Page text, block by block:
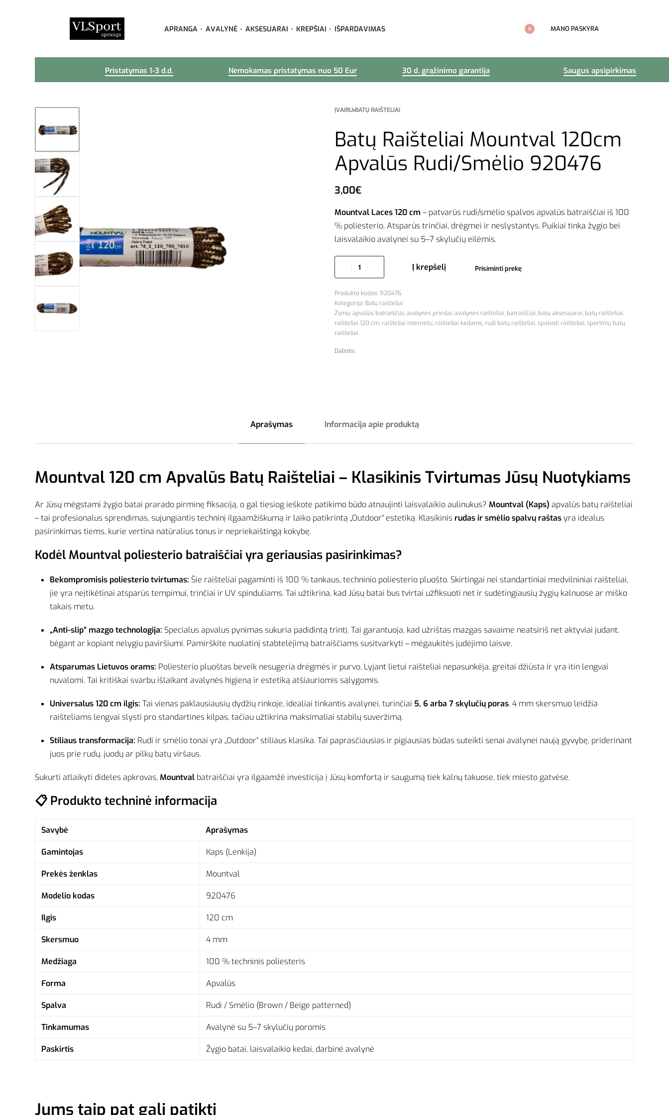
APRANGA AVALYNĖ AKSESUARAI KREPŠIAI IŠPARDAVIMAS 0 MANO PASKYRA
Pristatymas 1-3 d.d. Nemokamas pristatymas nuo 50 Eur 30 d. grąžinimo garantija Saugus apsipirkimas
ĮVAIRU›BATŲ RAIŠTELIAI
Batų Raišteliai Mountval 120cm
Apvalūs Rudi/Smėlio 920476
3,00€
Mountval Laces 120 cm – patvarūs rudi/smėlio spalvos apvalūs batraiščiai iš 100
% poliesterio. Atsparūs trinčiai, drėgmei ir neslystantys. Puikiai tinka žygio bei
laisvalaikio avalynei su 5–7 skylučių eilėmis.
Į krepšelį Prisiminti prekę
920476
Kategorija: Batų raišteliai
Žymų:apvalūs batraiščiai,avalynės priedai,avalynės raišteliai, batraiščiai, batų aksesuarai, batų raišteliai,
raišteliai 120 cm, raišteliai internetu, raišteliai kedams, rudi batų raišteliai,spalvoti raišteliai,sportinių batų
raišteliai
Dalintis
Aprašymas Informacija apie produktą
Mountval 120 cm Apvalūs Batų Raišteliai – Klasikinis Tvirtumas Jūsų Nuotykiams
Ar Jūsų mėgstami žygio batai prarado pirminę fiksaciją, o gal tiesiog ieškote patikimo būdo atnaujinti laisvalaikio aulinukus? Mountval (Kaps) apvalūs batų raišteliai
– tai profesionalus sprendimas, sujungiantis techninį ilgaamžiškumą ir laiko patikrintą „Outdoor“ estetiką. Klasikinis rudas ir smėlio spalvų raštasyra idealus
pasirinkimas tiems, kurie vertina natūralius tonus ir nepriekaištingą kokybę.
Kodėl Mountval poliesterio batraiščiai yra geriausias pasirinkimas?
Bekompromisis poliesterio tvirtumas: Šie raišteliai pagaminti iš 100 % tankaus, techninio poliesterio pluošto. Skirtingai nei standartiniai medvilniniai raišteliai,
jie yra neįtikėtinai atsparūs tempimui, trinčiai ir UV spinduliams. Tai užtikrina, kad Jūsų batai bus tvirtai užfiksuoti net ir sudėtingiausių žygių kalnuose ar miško
takais metu.
„Anti-slip“ mazgo technologija: Specialus apvalus pynimas sukuria padidintą trintį. Tai garantuoja, kad užrištas mazgas savaime neatsiriš net aktyviai judant,
bėgant ar kopiant nelygiu paviršiumi. Pamirškite nuolatinį stabtelėjimą batraiščiams susitvarkyti – mėgaukitės judėjimo laisve.
Atsparumas Lietuvos orams: Poliesterio pluoštas beveik nesugeria drėgmės ir purvo. Lyjant lietui raišteliai nepasunkėja, greitai džiūsta ir yra itin lengvai
nuvalomi. Tai kritiškai svarbu išlaikant avalynės higieną ir estetiką atšiauriomis sąlygomis.
Universalus 120 cm ilgis: Tai vienas paklausiausių dydžių rinkoje, idealiai tinkantis avalynei, turinčiai 5, 6 arba 7 skylučių poras. 4 mm skersmuo leidžia
raišteliams lengvai slysti pro standartines kilpas, tačiau užtikrina maksimaliai stabilų suveržimą.
Stiliaus transformacija: Rudi ir smėlio tonai yra „Outdoor“ stiliaus klasika. Tai paprasčiausias ir pigiausias būdas suteikti senai avalynei naują gyvybę, priderinant
juos prie rudų, juodų ar pilkų batų viršaus.
Sukurti atlaikyti dideles apkrovas, Mountval batraiščiai yra ilgaamžė investicija į Jūsų komfortą ir saugumą tiek kalnų takuose, tiek miesto gatvėse.
📋 Produkto techninė informacija
Savybė Aprašymas
Gamintojas Kaps (Lenkija)
Prekės ženklas Mountval
Modelio kodas 920476
Ilgis 120 cm
Skersmuo 4 mm
Medžiaga 100 % techninis poliesteris
Forma Apvalūs
Spalva Rudi / Smėlio (Brown / Beige patterned)
Tinkamumas Avalynė su 5–7 skylučių poromis
Paskirtis Žygio batai, laisvalaikio kedai, darbinė avalynė
Jums taip pat gali patikti